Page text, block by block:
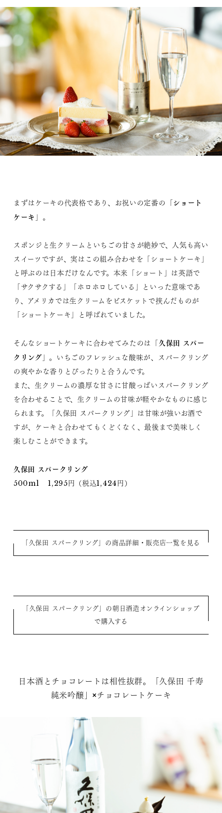
まずはケーキの代表格であり、お祝いの定番の「ショート
ケーキ 」。
スポンジと生クリームといちごの甘さが絶妙で、人気も高い
スイーツですが、実はこの組み合わせを「ショートケーキ」
と呼ぶのは日本だけなんです。本来「ショート」は英語で
「サクサクする」「ホロホロしている」といった意味であ
り、アメリカでは生クリームをビスケットで挟んだものが
「ショートケーキ」と呼ばれていました。
そんなショートケーキに合わせてみたのは「久保田 スパー
クリング 」。いちごのフレッシュな酸味が、スパークリング
の爽やかな香りとぴったりと合うんです。
また、生クリームの濃厚な甘さに甘酸っぱいスパークリング
を合わせることで、生クリームの甘味が軽やかなものに感じ
られます。「久保田 スパークリング」は甘味が強いお酒で
すが、ケーキと合わせてもくどくなく、最後まで美味しく
楽しむことができます。
久保田 スパークリング
500ml 1,295円（税込1,424円）
「久保田 スパークリング」の商品詳細・販売店一覧を見る
「久保田 スパークリング」の朝日酒造オンラインショップ
で購入する
日本酒とチョコレートは相性抜群。「久保田 千寿
純米吟醸」×チョコレートケーキ